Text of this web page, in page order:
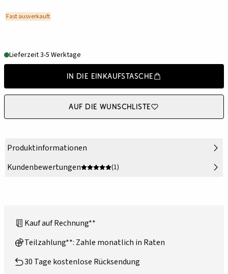
Fast ausverkauft
Lieferzeit 3-5 Werktage
In die Einkaufstasche
Auf die Wunschliste
Produktinformationen
Kundenbewertungen
(1)
Kauf auf Rechnung**
Teilzahlung**: Zahle monatlich in Raten
30 Tage kostenlose Rücksendung